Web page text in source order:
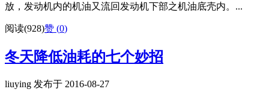
放，发动机内的机油又流回发动机下部之机油底壳内。...
阅读(928)赞 (0)
冬天降低油耗的七个妙招
liuying 发布于 2016-08-27